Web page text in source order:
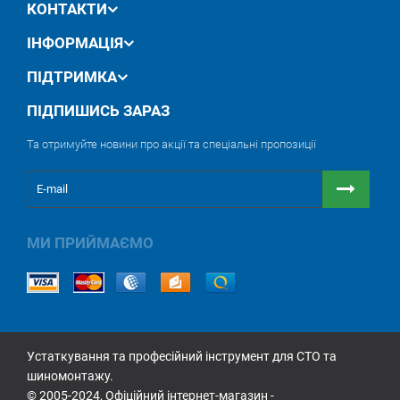
КОНТАКТИ
ІНФОРМАЦІЯ
ПІДТРИМКА
ПІДПИШИСЬ ЗАРАЗ
Та отримуйте новини про акції та спеціальні пропозиції
МИ ПРИЙМАЄМО
Устаткування та професійний інструмент для СТО та
шиномонтажу.
© 2005-2024, Офіційний інтернет-магазин -